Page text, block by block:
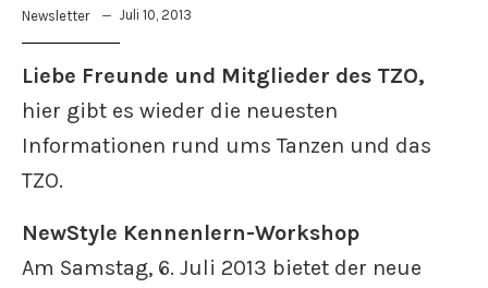
Newsletter Juli 10, 2013
Liebe Freunde und Mitglieder des TZO,
hier gibt es wieder die neuesten
Informationen rund ums Tanzen und das
TZO.
NewStyle Kennenlern-Workshop
Am Samstag, 6. Juli 2013 bietet der neue